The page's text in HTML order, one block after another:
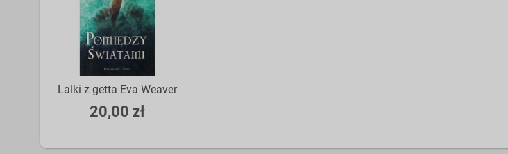
Lalki z getta Eva Weaver
20,00 zł